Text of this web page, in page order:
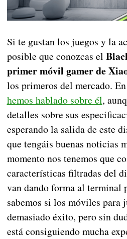
Si te gustan los juegos y la
posible que conozcas el
primer móvil gamer de
los primeros del mercado.
hemos hablado sobre él,
detalles sobre sus
esperando la salida de este
que tengáis buenas noticias
momento nos tenemos que
características filtradas del
van dando forma al terminal
sabemos si los móviles para
demasiado éxito, pero sin
está consiguiendo mucha